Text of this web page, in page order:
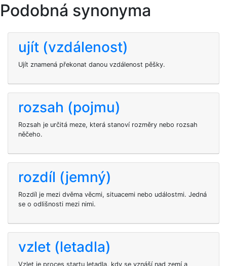
Podobná synonyma
ujít (vzdálenost)
Ujít znamená překonat danou vzdálenost pěšky.
rozsah (pojmu)
Rozsah je určitá meze, která stanoví rozměry nebo rozsah
něčeho.
rozdíl (jemný)
Rozdíl je mezi dvěma věcmi, situacemi nebo událostmi. Jedná
se o odlišnosti mezi nimi.
vzlet (letadla)
Vzlet je proces startu letadla, kdy se vznáší nad zemí a